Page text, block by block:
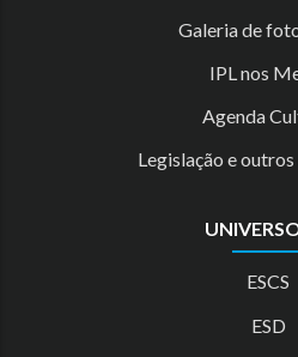
Galeria de
IPL nos
Agenda
Legislação e
ESCS
ESD